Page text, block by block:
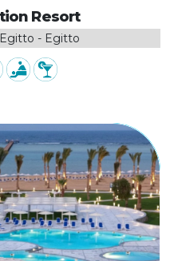
Resort
- Egitto